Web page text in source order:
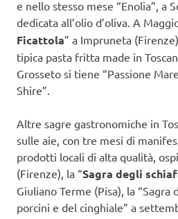
e nello stesso mese “Enolia”, a
dedicata all’olio d’oliva. A
Ficattola” a Impruneta
tipica pasta fritta made in
Grosseto si tiene “Passione
Shire”.
Altre sagre gastronomiche in
sulle aie, con tre mesi di
prodotti locali di alta qualità,
(Firenze), la “Sagra degli
Giuliano Terme (Pisa), la
porcini e del cinghiale” a